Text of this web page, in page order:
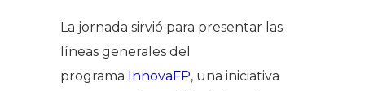
La jornada sirvió para presentar las
líneas generales del
programa InnovaFP, una iniciativa